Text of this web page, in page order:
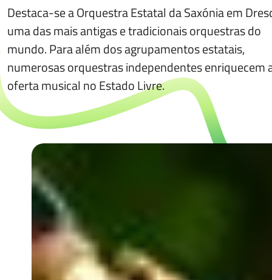
Destaca-se a Orquestra Estatal da Saxónia em
uma das mais antigas e tradicionais orquestras do
mundo. Para além dos agrupamentos estatais,
numerosas orquestras independentes enriquecem
oferta musical no Estado Livre.